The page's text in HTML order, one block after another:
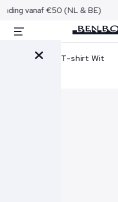
Voor 16:00 uur
Ralph Lauren T-shirt Wit